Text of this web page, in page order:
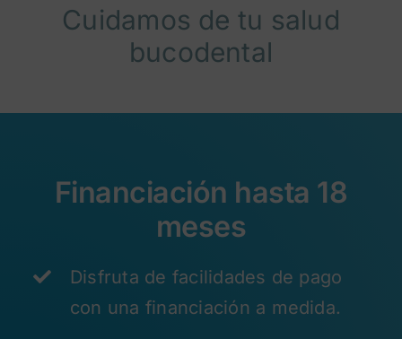
Cuidamos de tu salud
bucodental
Financiación hasta 18
meses
Disfruta de facilidades de pago
con una financiación a medida.